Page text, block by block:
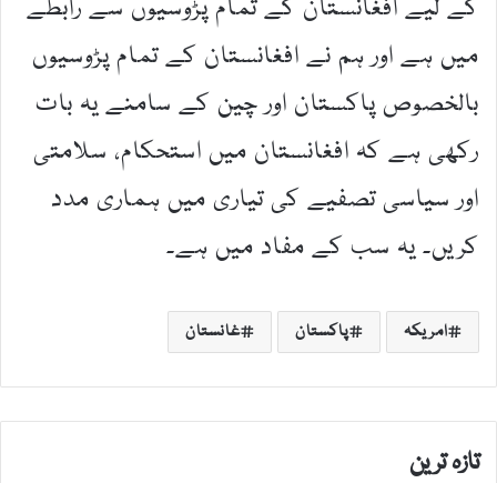
کے لیے افغانستان کے تمام پڑوسیوں سے رابطے
میں ہے اور ہم نے افغانستان کے تمام پڑوسیوں
بالخصوص پاکستان اور چین کے سامنے یہ بات
رکھی ہے کہ افغانستان میں استحکام، سلامتی
اور سیاسی تصفیے کی تیاری میں ہماری مدد
کریں۔ یہ سب کے مفاد میں ہے۔
امریکہ پاکستان غانستان
تازہ ترین